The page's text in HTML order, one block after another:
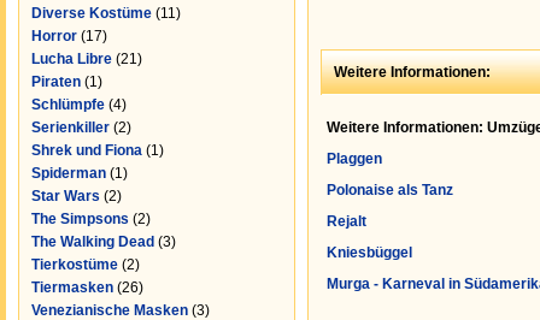
Diverse Kostüme (11)
Horror (17)
Lucha Libre (21)
Piraten (1)
Schlümpfe (4)
Serienkiller (2)
Shrek und Fiona (1)
Spiderman (1)
Star Wars (2)
The Simpsons (2)
The Walking Dead (3)
Tierkostüme (2)
Tiermasken (26)
Venezianische Masken (3)
Weitere Informationen:
Weitere Informationen:
Plaggen
Polonaise als Tanz
Rejalt
Kniesbüggel
Murga - Karneval in